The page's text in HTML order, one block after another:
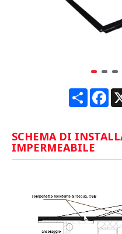
Share
SCHEMA DI
IMPERMEABILE